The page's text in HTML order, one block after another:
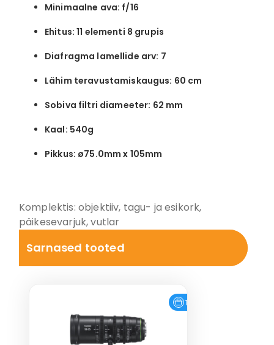
Minimaalne ava: f/16
Ehitus: 11 elementi 8 grupis
Diafragma lamellide arv: 7
Lähim teravustamiskaugus: 60 cm
Sobiva filtri diameeter: 62 mm
Kaal: 540g
Pikkus: ø75.0mm x 105mm
Komplektis: objektiiv, tagu- ja esikork,
päikesevarjuk, vutlar
Sarnased tooted
Tasuta tarne